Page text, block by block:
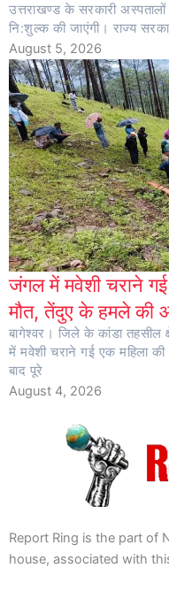
उत्तराखण्ड के सरकारी
नि:शुल्क की जाएंगी। राज्य
August 5, 2026
जंगल में मवेशी चराने गई
मौत, तेंदुए के हमले की
बागेश्वर। जिले के कांडा तहसील
में मवेशी चराने गई एक महिला की
बाद पूरे
August 4, 2026
Report Ring is the part of
house, associated with